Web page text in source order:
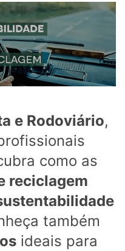
e Rodoviário,
como as
reciclagem
também
ideais para